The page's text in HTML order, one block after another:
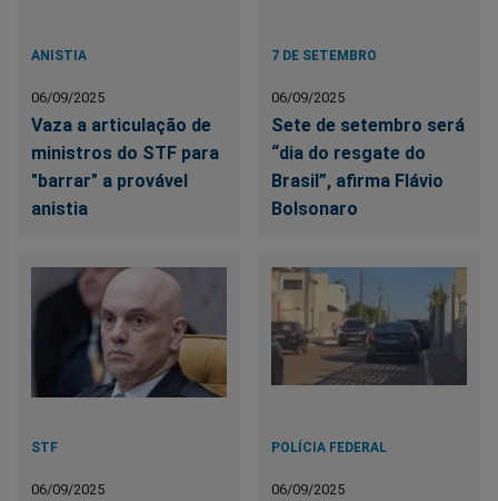
ANISTIA
06/09/2025
Vaza a articulação de
ministros do STF para
"barrar" a provável
anistia
7 DE SETEMBRO
06/09/2025
Sete de setembro será
“dia do resgate do
Brasil”, afirma Flávio
Bolsonaro
STF
06/09/2025
POLÍCIA FEDERAL
06/09/2025